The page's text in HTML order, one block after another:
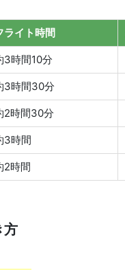
ライト時間
3時間10分
3時間30分
2時間30分
3時間
2時間
方